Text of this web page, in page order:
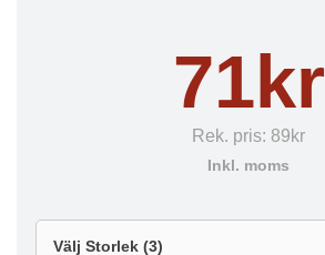
71kr
Rek. pris: 89kr
Inkl. moms